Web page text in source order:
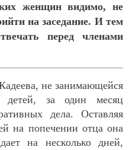
женщин видимо, не
на заседание. И тем
перед членами
не занимающейся
детей, за один месяц
дела. Оставляя
на попечении отца она
на несколько дней,